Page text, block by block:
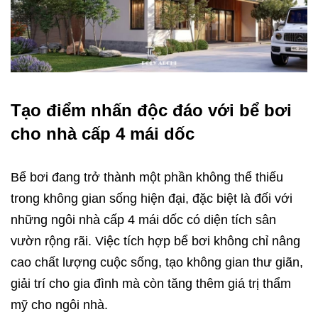
Tạo điểm nhấn độc đáo với bể bơi
cho nhà cấp 4 mái dốc
Bể bơi đang trở thành một phần không thể thiếu
trong không gian sống hiện đại, đặc biệt là đối với
những ngôi nhà cấp 4 mái dốc có diện tích sân
vườn rộng rãi. Việc tích hợp bể bơi không chỉ nâng
cao chất lượng cuộc sống, tạo không gian thư giãn,
giải trí cho gia đình mà còn tăng thêm giá trị thẩm
mỹ cho ngôi nhà.